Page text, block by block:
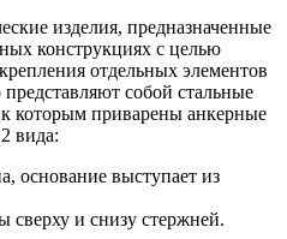
изделия, предназначенные
конструкциях с целью
отдельных элементов
собой стальные
которым приварены анкерные
вида:
основание выступает из
сверху и снизу стержней.